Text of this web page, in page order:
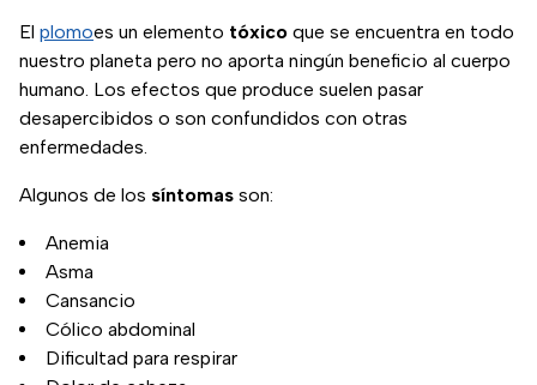
El plomoes un elemento tóxico que se encuentra en todo
nuestro planeta pero no aporta ningún beneficio al cuerpo
humano. Los efectos que produce suelen pasar
desapercibidos o son confundidos con otras
enfermedades.
Algunos de los síntomas son:
Anemia
Asma
Cansancio
Cólico abdominal
Dificultad para respirar